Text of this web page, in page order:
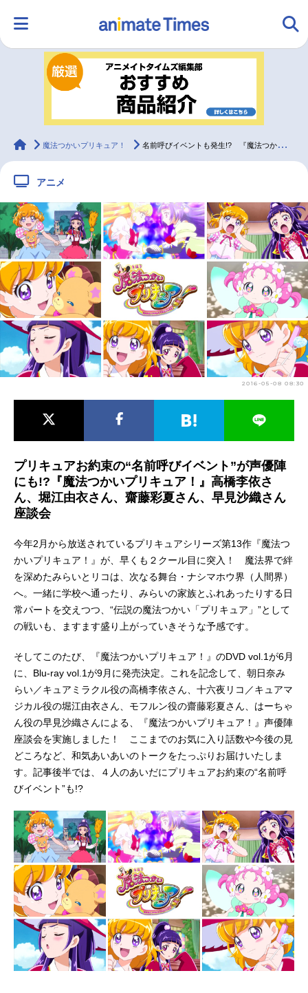
ランキング アニメ
ラジオ
2.5次元 配信・Vtuber トレンド 無料マンガ
最新記事一覧
アニメ記事一覧 声優記事一覧
アニメ映画一覧 実写化映画一覧
今期アニメ曜日別一覧
秋アニメ 冬アニメ
FOLLOW US
animateTimes
魔法つかいプリキュア！ 名前呼びイベントも発生!? 『魔法つかいプリキュア！』声優座談会
アニメ
2016-05-08 08:30
プリキュアお約束の“名前呼びイベント”が声優陣
にも!?『魔法つかいプリキュア！』高橋李依さ
ん、堀江由衣さん、齋藤彩夏さん、早見沙織さん
座談会
今年2月から放送されているプリキュアシリーズ第13作『魔法つ
かいプリキュア！』が、早くも２クール目に突入！ 魔法界で絆
を深めたみらいとリコは、次なる舞台・ナシマホウ界（人間界）
へ。一緒に学校へ通ったり、みらいの家族とふれあったりする日
常パートを交えつつ、“伝説の魔法つかい「プリキュア」”として
の戦いも、ますます盛り上がっていきそうな予感です。
そしてこのたび、『魔法つかいプリキュア！』のDVD vol.1が6月
に、Blu-ray vol.1が9月に発売決定。これを記念して、朝日奈み
らい／キュアミラクル役の高橋李依さん、十六夜リコ／キュアマ
ジカル役の堀江由衣さん、モフルン役の齋藤彩夏さん、はーちゃ
ん役の早見沙織さんによる、『魔法つかいプリキュア！』声優陣
座談会を実施しました！ ここまでのお気に入り話数や今後の見
どころなど、和気あいあいのトークをたっぷりお届けいたしま
す。記事後半では、４人のあいだにプリキュアお約束の“名前呼
びイベント”も!?